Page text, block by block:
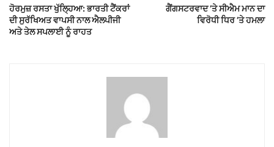
ਹੋਰਮੁਜ਼ ਰਸਤਾ ਖੁੱਲ੍ਹਿਆ: ਭਾਰਤੀ ਟੈਂਕਰਾਂ
ਦੀ ਸੁਰੱਖਿਅਤ ਵਾਪਸੀ ਨਾਲ ਐਲਪੀਜੀ
ਅਤੇ ਤੇਲ ਸਪਲਾਈ ਨੂੰ ਰਾਹਤ
ਗੈਂਗਸਟਰਵਾਦ ’ਤੇ ਸੀਐਮ ਮਾਨ ਦਾ
ਵਿਰੋਧੀ ਧਿਰ ’ਤੇ ਹਮਲਾ